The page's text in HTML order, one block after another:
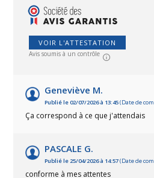
VOIR L'ATTESTATION
Avis soumis à un contrôle
Geneviève M.
Publié le 02/07/2026 à 13:45(Date de
Ça correspond à ce que j'attendais
PASCALE G.
Publié le 25/04/2026 à 14:57(Date de
conforme à mes attentes